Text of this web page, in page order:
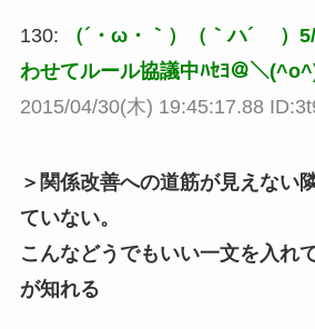
130:
（´・ω・｀）（｀ハ´ ）
わせてルール協議中ﾊｾﾖ＠＼
2015/04/30(木) 19:45:17.88
＞関係改善への道筋が見えない
ていない。
こんなどうでもいい一文を入れ
が知れる